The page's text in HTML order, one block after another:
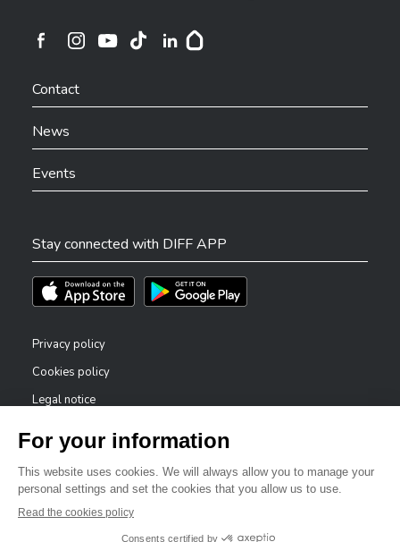
Ville de Differdange sur Instagram
Contact
News
Events
Stay connected with DIFF APP
Téléchargez l'app sur l'App StoreTéléchargez l'app sur Play Store
Privacy policy
Cookies policy
Legal notice
Reporting system — whistleblowers
Bonjour, comment puis-je vous aider ?